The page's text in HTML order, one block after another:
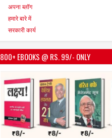
अपना ब्लॉग
हमारे बारे में
सरकारी कार्य
800+ EBOOKS @ RS. 99/- ONLY